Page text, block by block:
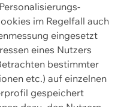
im Regelfall auch
eingesetzt
eines Nutzers
bestimmter
etc.) auf einzelnen
gespeichert